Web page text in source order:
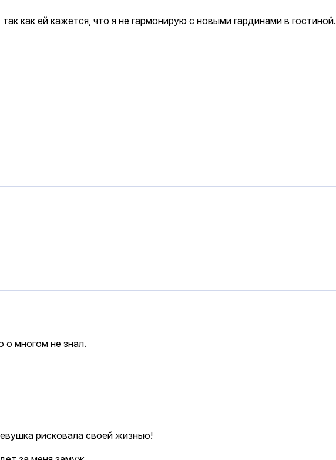
как ей кажется, что я не гармонирую с новыми гардинами в гостиной.
о многом не знал.
рисковала своей жизнью!